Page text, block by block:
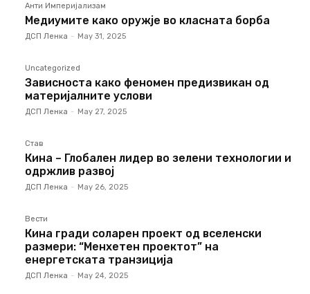
Анти Империјализам
Медиумите како оружје во класната борба
ДСП Ленка - May 31, 2025
Uncategorized
Зависноста како феномен предизвикан од
материјалните услови
ДСП Ленка - May 27, 2025
Став
Кина – Глобален лидер во зелени технологии и
одржлив развој
ДСП Ленка - May 26, 2025
Вести
Кина гради соларен проект од вселенски
размери: “Менхетен проектот” на
енергетската транзиција
ДСП Ленка - May 24, 2025